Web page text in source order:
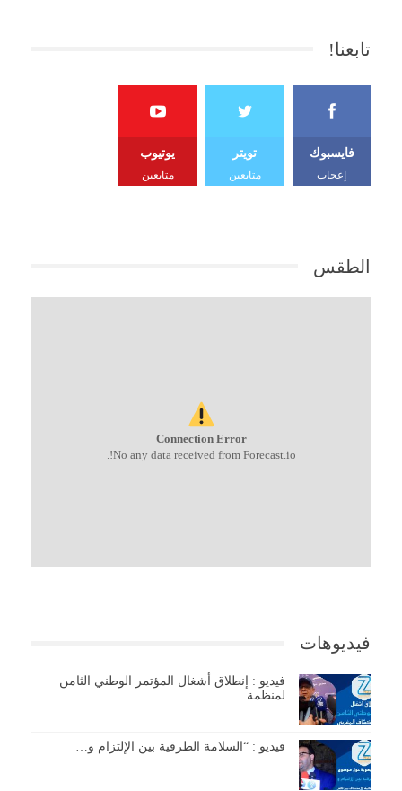
تابعنا!
فايسبوك
إعجاب
تويتر
متابعين
يوتيوب
متابعين
الطقس
Connection Error
No any data received from Forecast.io!.
فيديوهات
فيديو : إنطلاق أشغال المؤتمر الوطني الثامن
لمنظمة…
فيديو : “السلامة الطرقية بين الإلتزام و…